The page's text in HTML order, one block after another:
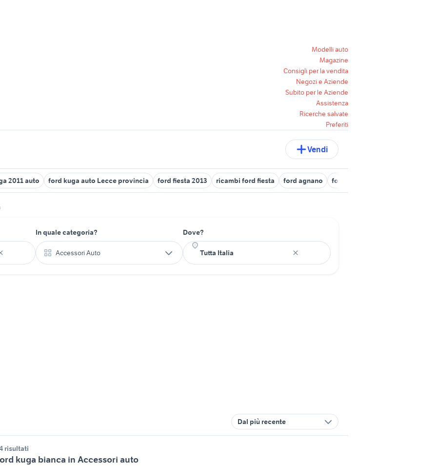
Modelli auto
Magazine
Consigli per la vendita
Negozi e Aziende
Subito per le Aziende
Assistenza
Ricerche salvate
Preferiti
Vendi
2011 auto ford kuga auto Lecce provincia ford fiesta 2013 ricambi ford fiesta ford agnano ford kuga hybrid
In quale categoria?
Accessori Auto
Dove?
Dal più recente
risultati
kuga bianca in Accessori auto